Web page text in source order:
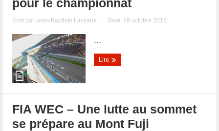
Écrit parJean-Baptiste Lassaux | Date: 29 octobre 2015
...
Lire
FIA WEC – Une lutte au sommet
se prépare au Mont Fuji